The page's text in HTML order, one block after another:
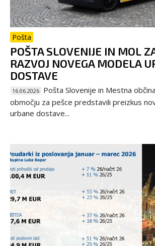
Pošta
POŠTA SLOVENIJE IN MOL
RAZVOJ NOVEGA MODELA
DOSTAVE
16.06.2026 Pošta Slovenije in Mestna
območju za pešce predstavili preizkus
urbane dostave...